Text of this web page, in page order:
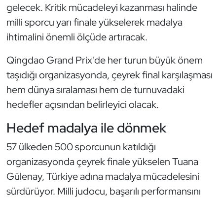
gelecek. Kritik mücadeleyi kazanması halinde
milli sporcu yarı finale yükselerek madalya
ihtimalini önemli ölçüde artıracak.
Qingdao Grand Prix'de her turun büyük önem
taşıdığı organizasyonda, çeyrek final karşılaşması
hem dünya sıralaması hem de turnuvadaki
hedefler açısından belirleyici olacak.
Hedef madalya ile dönmek
57 ülkeden 500 sporcunun katıldığı
organizasyonda çeyrek finale yükselen Tuana
Gülenay, Türkiye adına madalya mücadelesini
sürdürüyor. Milli judocu, başarılı performansını
Kayak
Kempo
Kick Boks
Kürek
Masa Tenisi
Modern Pentatlon
Motor Sporları
Muay Thai